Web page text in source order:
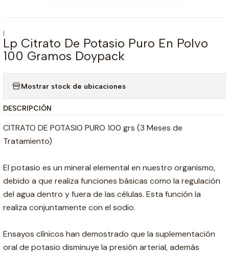
|
Lp Citrato De Potasio Puro En Polvo
100 Gramos Doypack
Mostrar stock de ubicaciones
DESCRIPCIÓN
CITRATO DE POTASIO PURO 100 grs (3 Meses de
Tratamiento)
El potasio es un mineral elemental en nuestro organismo,
debido a que realiza funciones básicas como la regulación
del agua dentro y fuera de las células. Esta función la
realiza conjuntamente con el sodio.
Ensayos clínicos han demostrado que la suplementación
oral de potasio disminuye la presión arterial, además